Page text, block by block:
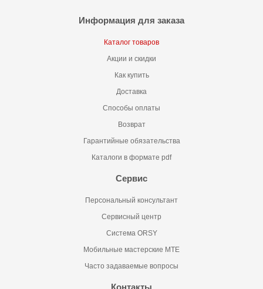
Информация для заказа
Каталог товаров
Акции и скидки
Как купить
Доставка
Способы оплаты
Возврат
Гарантийные обязательства
Каталоги в формате pdf
Сервис
Персональный консультант
Сервисный центр
Система ORSY
Мобильные мастерские MTE
Часто задаваемые вопросы
Контакты